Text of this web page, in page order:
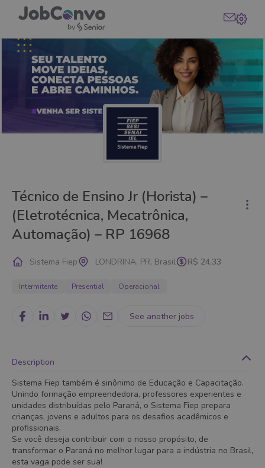
Técnico de Ensino Jr (Horista) –
(Eletrotécnica, Mecatrônica,
Automação) – RP 16968
Sistema Fiep LONDRINA, PR, Brasil R$ 24,33
Intermitente Presential Operacional
See another jobs
Description
Sistema Fiep também é sinônimo de Educação e Capacitação.
Unindo formação empreendedora, professores experientes e
unidades distribuídas pelo Paraná, o Sistema Fiep prepara
crianças, jovens e adultos para os desafios acadêmicos e
profissionais.
Se você deseja contribuir com o nosso propósito, de
transformar o Paraná no melhor lugar para a indústria no Brasil,
esta vaga pode ser sua!